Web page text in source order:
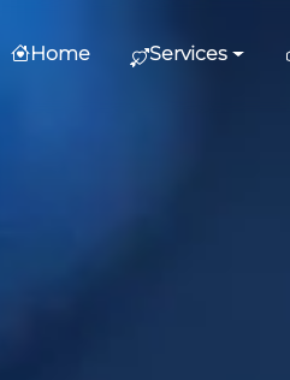
Hauptnavigation
Home Services